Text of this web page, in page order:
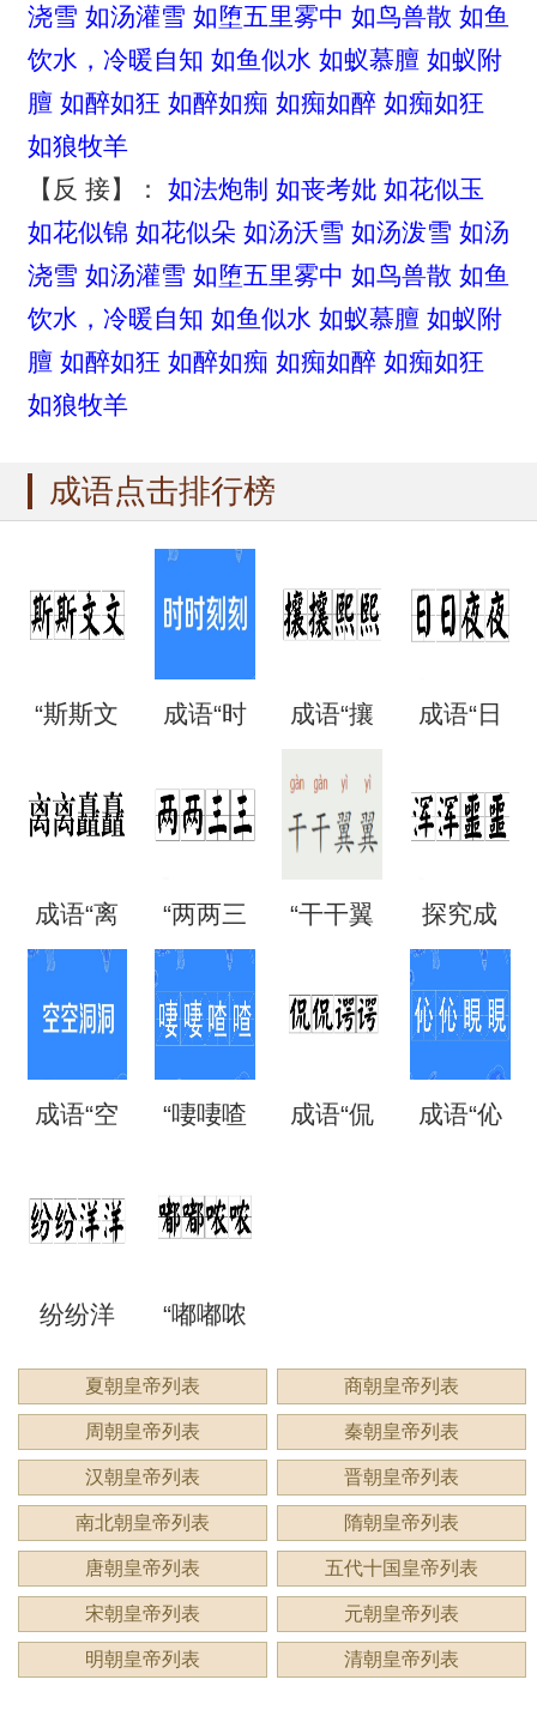
浇雪 如汤灌雪 如堕五里雾中 如鸟兽散 如鱼
饮水，冷暖自知 如鱼似水 如蚁慕膻 如蚁附
膻 如醉如狂 如醉如痴 如痴如醉 如痴如狂
如狼牧羊
【反 接】： 如法炮制 如丧考妣 如花似玉
如花似锦 如花似朵 如汤沃雪 如汤泼雪 如汤
浇雪 如汤灌雪 如堕五里雾中 如鸟兽散 如鱼
饮水，冷暖自知 如鱼似水 如蚁慕膻 如蚁附
膻 如醉如狂 如醉如痴 如痴如醉 如痴如狂
如狼牧羊
成语点击排行榜
“斯斯文
是什么
成语“时
时刻
么意
思？出
里？
成语“攘
攘熙
熙”的用
法、典
故和出
成语“日
么意
思？
成语“离
读？用
来形容
“两两三
语吗？
是什么
意思？
“干干翼
是什么
探究成
语“混混
含义与
成语“空
洞”是什
么意
思？
“啛啛喳
是什么
意思？
成语“侃
思？用
来形容
什么？
成语“伈
什么意
思？
纷纷洋
洋：描
绘繁复
景象的
生动成
语
“嘟嘟哝
哝”是成
语吗？
用来形
容什
么？
夏朝皇帝列表 商朝皇帝列表
周朝皇帝列表 秦朝皇帝列表
汉朝皇帝列表 晋朝皇帝列表
南北朝皇帝列表 隋朝皇帝列表
唐朝皇帝列表 五代十国皇帝列表
宋朝皇帝列表 元朝皇帝列表
明朝皇帝列表 清朝皇帝列表